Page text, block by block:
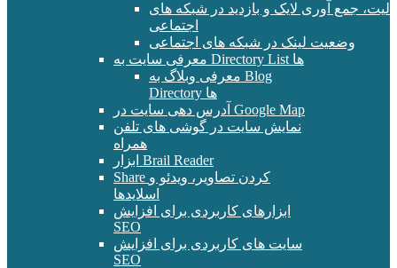
جمع آوری لایک و بازدید در شبکه های
اجتماعی
وضعیت لینک در شبکه های اجتماعی
معرفی سایت به Directory List ها
معرفی وبلاگ به Blog
Directory ها
آدرس دهی سایت در Google Map
نمایش سایت در گوشی های تلفن
همراه
ابزار Brail Reader
Share کردن تصاویر، ویدئو و
اسلایدها
ابزارهای کاربردی برای افزایش
SEO
سایت های کاربردی برای افزایش
SEO